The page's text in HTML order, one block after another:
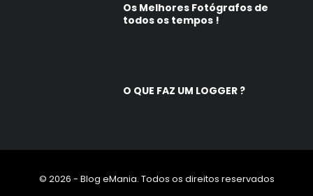
Os Melhores Fotógrafos de
todos os tempos !
O QUE FAZ UM LOGGER ?
© 2026 - Blog eMania. Todos os direitos reservados